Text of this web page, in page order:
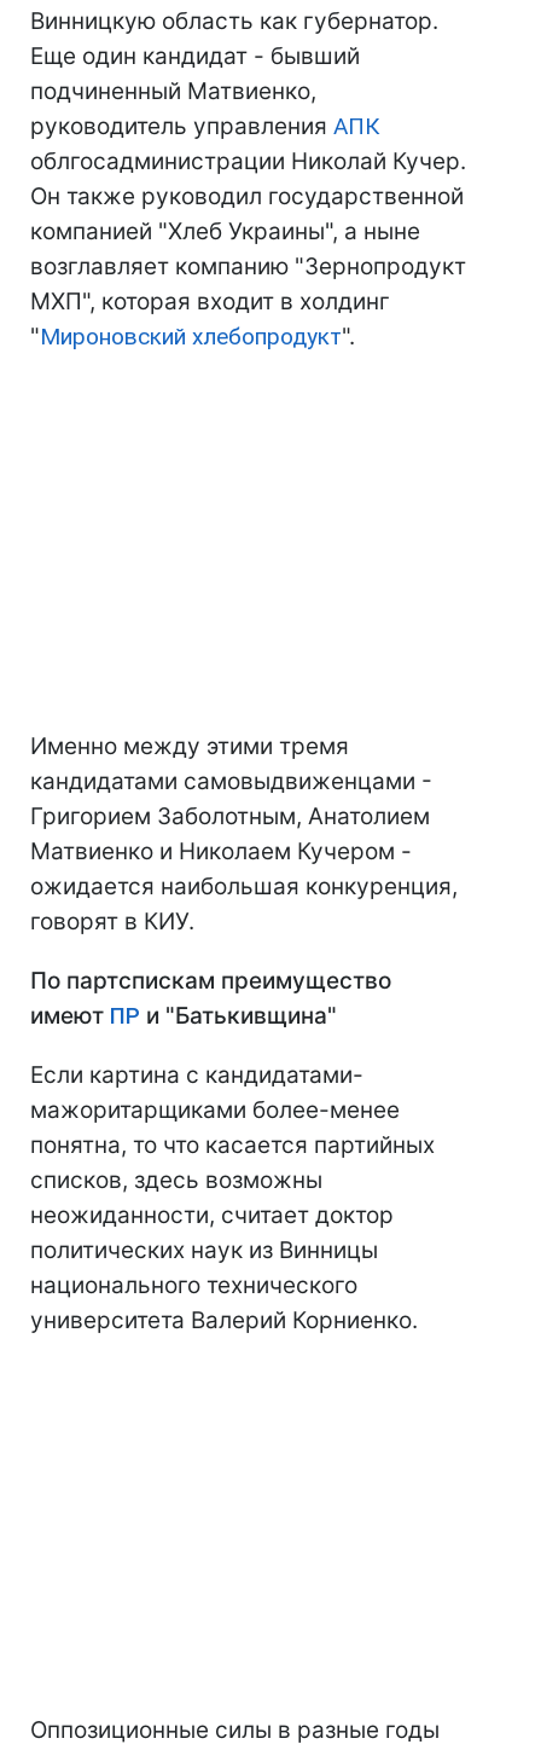
Винницкую область как губернатор.
Еще один кандидат - бывший
подчиненный Матвиенко,
руководитель управления АПК
облгосадминистрации Николай Кучер.
Он также руководил государственной
компанией "Хлеб Украины", а ныне
возглавляет компанию "Зернопродукт
МХП", которая входит в холдинг
"Мироновский хлебопродукт".
Именно между этими тремя
кандидатами самовыдвиженцами -
Григорием Заболотным, Анатолием
Матвиенко и Николаем Кучером -
ожидается наибольшая конкуренция,
говорят в КИУ.
По партспискам преимущество
имеют ПР и "Батькивщина"
Если картина с кандидатами-
мажоритарщиками более-менее
понятна, то что касается партийных
списков, здесь возможны
неожиданности, считает доктор
политических наук из Винницы
национального технического
университета Валерий Корниенко.
Оппозиционные силы в разные годы